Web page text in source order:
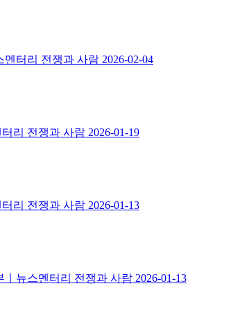
멘터리 전쟁과 사람 2026-02-04
리 전쟁과 사람 2026-01-19
리 전쟁과 사람 2026-01-13
ㅣ뉴스멘터리 전쟁과 사람 2026-01-13